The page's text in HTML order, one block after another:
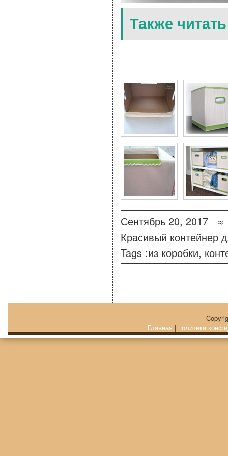
Также читать
Сентябрь 20, 2017
Красивый контейнер
Tags :из коробки,
Главная | политика